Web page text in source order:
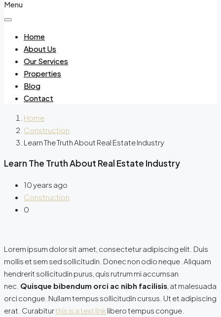
Menu
Home
About Us
Our Services
Properties
Blog
Contact
Home
Construction
Learn The Truth About Real Estate Industry
Learn The Truth About Real Estate Industry
10 years ago
Construction
0
Lorem ipsum dolor sit amet, consectetur adipiscing elit. Duis
mollis et sem sed sollicitudin. Donec non odio neque. Aliquam
hendrerit sollicitudin purus, quis rutrum mi accumsan
nec. Quisque bibendum orci ac nibh facilisis , at malesuada
orci congue. Nullam tempus sollicitudin cursus. Ut et adipiscing
erat. Curabiturthis is a text link libero tempus congue.